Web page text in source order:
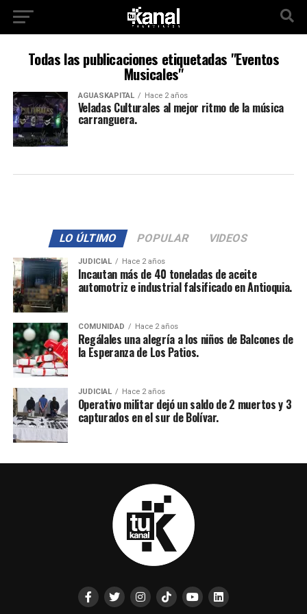
Todas las publicaciones etiquetadas "Eventos
Musicales"
AGUASKAPITAL Hace 2 años
Veladas Culturales al mejor ritmo de la música
carranguera.
LO ÚLTIMO POPULAR VIDEOS
JUDICIAL Hace 2 años
Incautan más de 40 toneladas de aceite
automotriz e industrial falsificado en Antioquia.
COMUNIDAD Hace 2 años
Regálales una alegría a los niños de Balcones de
la Esperanza de Los Patios.
JUDICIAL Hace 2 años
Operativo militar dejó un saldo de 2 muertos y 3
capturados en el sur de Bolívar.